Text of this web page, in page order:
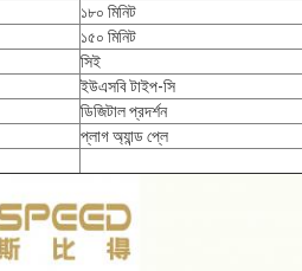
১৮০ মিনিট
১৫০ মিনিট
সিই
ইউএসবি টাইপ-সি
ডিজিটাল প্রদর্শন
প্লাগ অ্যান্ড প্লে